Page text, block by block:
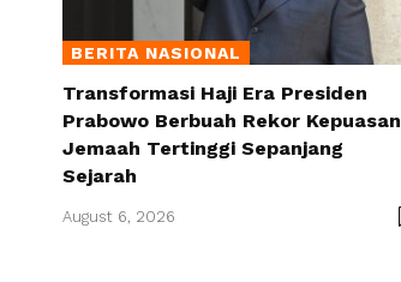
BERITA NASIONAL
Transformasi Haji Era Presiden
Prabowo Berbuah Rekor Kepuasan
Jemaah Tertinggi Sepanjang
Sejarah
August 6, 2026